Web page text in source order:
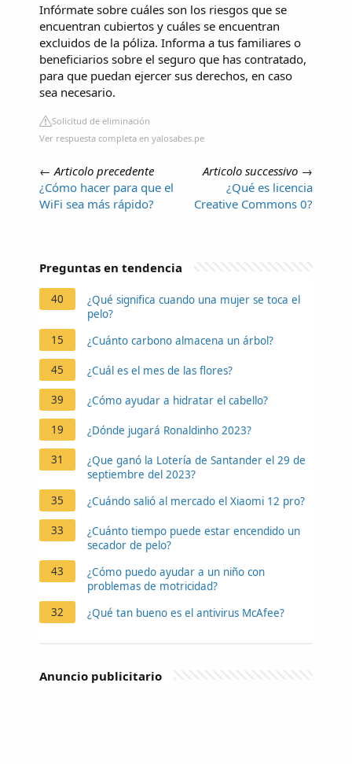
Infórmate sobre cuáles son los riesgos que se
encuentran cubiertos y cuáles se encuentran
excluidos de la póliza. Informa a tus familiares o
beneficiarios sobre el seguro que has contratado,
para que puedan ejercer sus derechos, en caso
sea necesario.
Solicitud de eliminación
Ver respuesta completa en yalosabes.pe
← Articolo precedente
¿Cómo hacer para que el
WiFi sea más rápido?
Articolo successivo →
¿Qué es licencia
Creative Commons 0?
Preguntas en tendencia
40
¿Qué significa cuando una mujer se toca el
pelo?
15
¿Cuánto carbono almacena un árbol?
45 ¿Cuál es el mes de las flores?
39 ¿Cómo ayudar a hidratar el cabello?
19 ¿Dónde jugará Ronaldinho 2023?
31
¿Que ganó la Lotería de Santander el 29 de
septiembre del 2023?
35
¿Cuándo salió al mercado el Xiaomi 12 pro?
33
¿Cuánto tiempo puede estar encendido un
secador de pelo?
43
¿Cómo puedo ayudar a un niño con
problemas de motricidad?
32
¿Qué tan bueno es el antivirus McAfee?
Anuncio publicitario